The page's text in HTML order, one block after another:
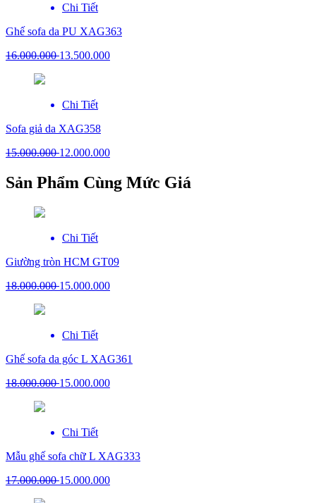
Chi Tiết
Ghế sofa da PU XAG363
16.000.00013.500.000
Chi Tiết
Sofa giả da XAG358
15.000.00012.000.000
Sản Phẩm Cùng Mức Giá
Chi Tiết
Giường tròn HCM GT09
18.000.00015.000.000
Chi Tiết
Ghế sofa da góc L XAG361
18.000.00015.000.000
Chi Tiết
Mẫu ghế sofa chữ L XAG333
17.000.00015.000.000